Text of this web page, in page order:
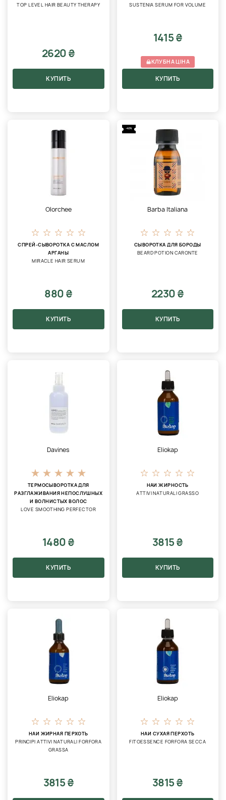
TOP LEVEL HAIR BEAUTY THERAPY
2620 ₴
КУПИТЬ
SUSTENIA SERUM FOR VOLUME
1415 ₴
КЛУБНА ЦІНА
КУПИТЬ
Olorchee
СПРЕЙ-СЫВОРОТКА С МАСЛОМ
АРГАНЫ
MIRACLE HAIR SERUM
880 ₴
КУПИТЬ
-40%
Barba Italiana
СЫВОРОТКА ДЛЯ БОРОДЫ
BEARD POTION CARONTE
2230 ₴
КУПИТЬ
Davines
ТЕРМОСЫВОРОТКА ДЛЯ
РАЗГЛАЖИВАНИЯ НЕПОСЛУШНЫХ
И ВОЛНИСТЫХ ВОЛОС
LOVE SMOOTHING PERFECTOR
1480 ₴
КУПИТЬ
Eliokap
НАИ ЖИРНОСТЬ
ATTIVI NATURALI GRASSO
3815 ₴
КУПИТЬ
Eliokap
НАИ ЖИРНАЯ ПЕРХОТЬ
PRINCIPI ATTIVI NATURALI FORFORA
GRASSA
3815 ₴
Eliokap
НАИ СУХАЯ ПЕРХОТЬ
FITOESSENCE FORFORA SECCA
3815 ₴